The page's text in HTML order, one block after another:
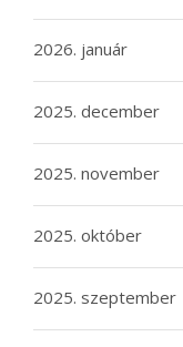
2026. január
2025. december
2025. november
2025. október
2025. szeptember